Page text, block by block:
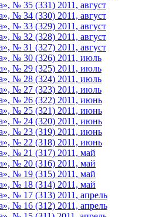
№ 35 (331) 2011, август
№ 34 (330) 2011, август
№ 33 (329) 2011, август
№ 32 (328) 2011, август
№ 31 (327) 2011, август
№ 30 (326) 2011, июль
№ 29 (325) 2011, июль
№ 28 (324) 2011, июль
№ 27 (323) 2011, июль
№ 26 (322) 2011, июнь
№ 25 (321) 2011, июнь
№ 24 (320) 2011, июнь
№ 23 (319) 2011, июнь
№ 22 (318) 2011, июнь
№ 21 (317) 2011, май
№ 20 (316) 2011, май
№ 19 (315) 2011, май
№ 18 (314) 2011, май
№ 17 (313) 2011, апрель
№ 16 (312) 2011, апрель